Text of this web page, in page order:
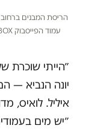
הריסת המבנים ברחוב
עמוד הפייסבוק YBOX, יזמית הפרוייקט. קבלן מבצע: אלקטרה בנייה
״הייתי שוכרת
יונה הנביא —
איליל. לואיס,
״יש מים